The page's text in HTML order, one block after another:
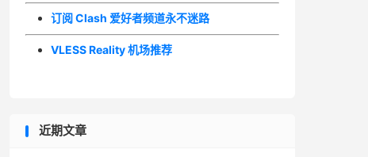
订阅 Clash 爱好者频道永不迷路
VLESS Reality 机场推荐
近期文章